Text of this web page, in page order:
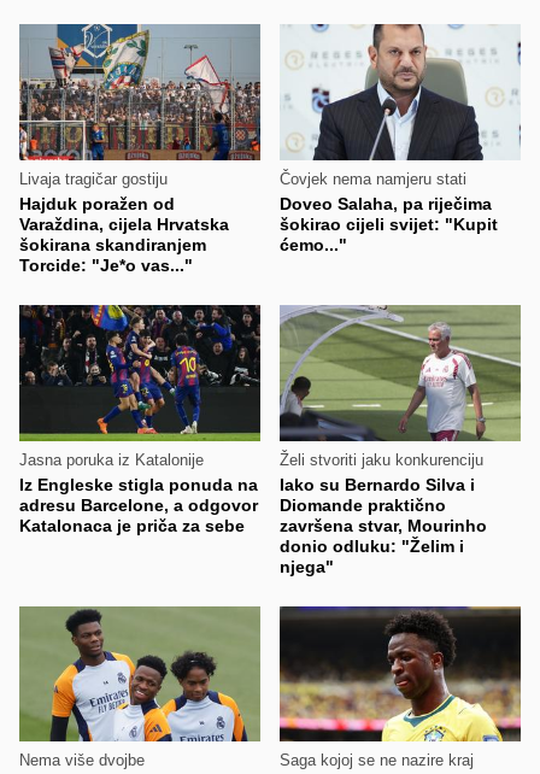
Livaja tragičar gostiju
Hajduk poražen od
Varaždina, cijela Hrvatska
šokirana skandiranjem
Torcide: "Je*o vas..."
Čovjek nema namjeru stati
Doveo Salaha, pa riječima
šokirao cijeli svijet: "Kupit
ćemo..."
Jasna poruka iz Katalonije
Iz Engleske stigla ponuda na
adresu Barcelone, a odgovor
Katalonaca je priča za sebe
Želi stvoriti jaku konkurenciju
Iako su Bernardo Silva i
Diomande praktično
završena stvar, Mourinho
donio odluku: "Želim i
njega"
Nema više dvojbe Saga kojoj se ne nazire kraj